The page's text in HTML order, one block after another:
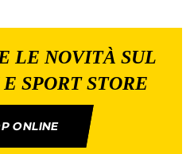
LE NOVITÀ SUL
SPORT STORE
ONLINE